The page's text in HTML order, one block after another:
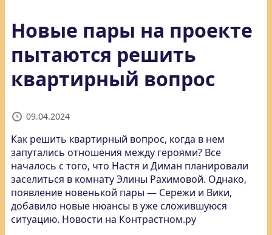
Новые пары на проекте
пытаются решить
квартирный вопрос
09.04.2024
Как решить квартирный вопрос, когда в нем
запутались отношения между героями? Все
началось с того, что Настя и Диман планировали
заселиться в комнату Элины Рахимовой. Однако,
появление новенькой пары — Сережи и Вики,
добавило новые нюансы в уже сложившуюся
ситуацию. Новости на Контрастном.ру